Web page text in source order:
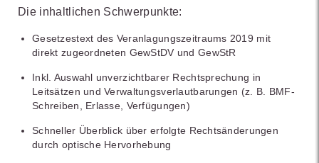
Die inhaltlichen Schwerpunkte:
Gesetzestext des Veranlagungszeitraums 2019 mit
direkt zugeordneten GewStDV und GewStR
Inkl. Auswahl unverzichtbarer Rechtsprechung in
Leitsätzen und Verwaltungsverlautbarungen (z. B. BMF-
Schreiben, Erlasse, Verfügungen)
Schneller Überblick über erfolgte Rechtsänderungen
durch optische Hervorhebung